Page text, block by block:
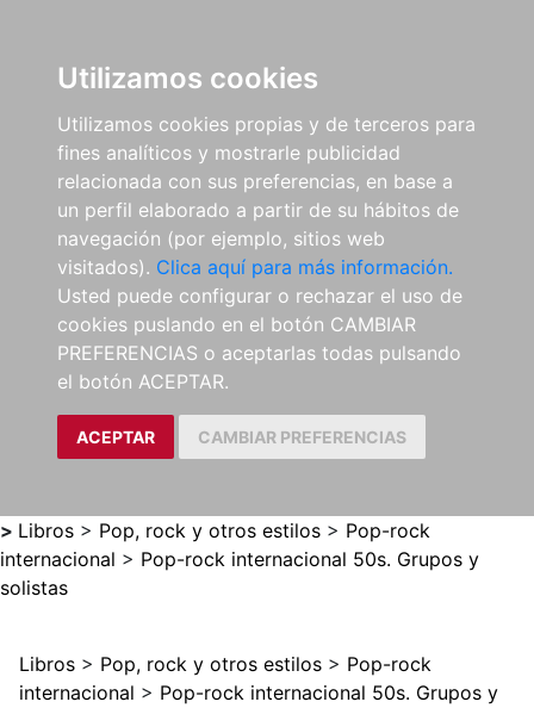
Utilizamos cookies
Utilizamos cookies propias y de terceros para
fines analíticos y mostrarle publicidad
relacionada con sus preferencias, en base a
un perfil elaborado a partir de su hábitos de
navegación (por ejemplo, sitios web
visitados). Clica aquí para más información.
Usted puede configurar o rechazar el uso de
cookies puslando en el botón CAMBIAR
PREFERENCIAS o aceptarlas todas pulsando
el botón ACEPTAR.
ACEPTAR CAMBIAR PREFERENCIAS
> Libros > Pop, rock y otros estilos > Pop-rock
internacional > Pop-rock internacional 50s. Grupos y
solistas
Libros > Pop, rock y otros estilos > Pop-rock
internacional > Pop-rock internacional 50s. Grupos y